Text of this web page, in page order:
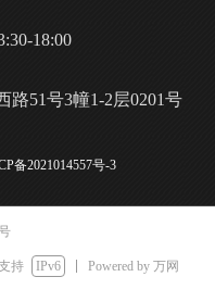
18:00
51号3幢1-2层0201号
备2021014557号-3
持 IPv6 Powered by 万网